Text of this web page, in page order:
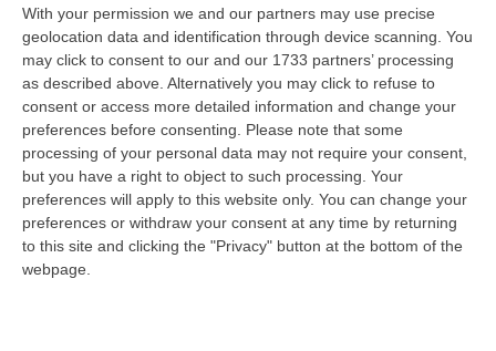
With your permission we and our partners may use precise
geolocation data and identification through device scanning. You
may click to consent to our and our 1733 partners’ processing
as described above. Alternatively you may click to refuse to
consent or access more detailed information and change your
preferences before consenting.
Please note that some
processing of your personal data may not require your consent,
but you have a right to object to such processing. Your
preferences will apply to this website only. You can change your
preferences or withdraw your consent at any time by returning
to this site and clicking the "Privacy" button at the bottom of the
webpage.
questi appuntamenti: il Capitano Natale De
Grazia, scomparso nella notte tra il 12 ed il
13 dicembre di 24 anni fa in circostanze –
ancora oggi – molto sospette. La memoria e
l’impegno attivo, in continuità con la
dedizione nella ricerca della verità dallo
stesso De Grazia, sono i pilastri sui quali gli
organizzatori hanno fissato le basi di questi
incontri che – come ci racconta Andrea